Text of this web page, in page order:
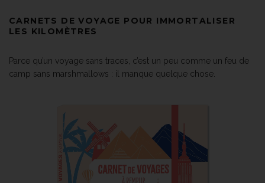
CARNETS DE VOYAGE POUR IMMORTALISER
LES KILOMÈTRES
Parce qu’un voyage sans traces, c’est un peu comme un feu de
camp sans marshmallows : il manque quelque chose.